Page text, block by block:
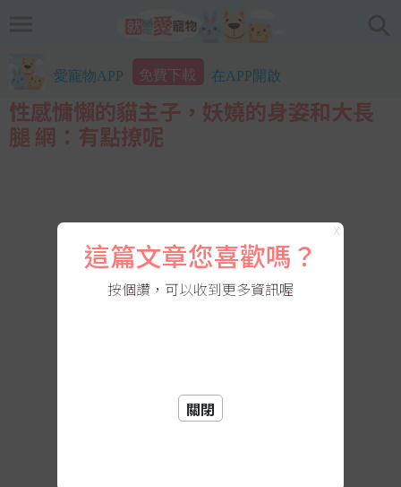
愛寵物APP 免費下載 在APP開啟
性感慵懶的貓主子，妖嬈的身姿和大長
腿 網：有點撩呢
X
這篇文章您喜歡嗎？
按個讚，可以收到更多資訊喔
關閉